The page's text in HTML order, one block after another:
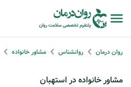
روان درمان روانشناس مشاور خانواده
مشاور خانواده در استهبان